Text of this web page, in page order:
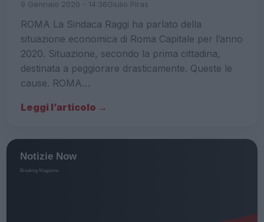
9 Gennaio 2020 - 14:36Giulio Piras
ROMA La Sindaca Raggi ha parlato della
situazione economica di Roma Capitale per l’anno
2020. Situazione, secondo la prima cittadina,
destinata a peggiorare drasticamente. Queste le
cause. ROMA…
Leggi l’articolo →